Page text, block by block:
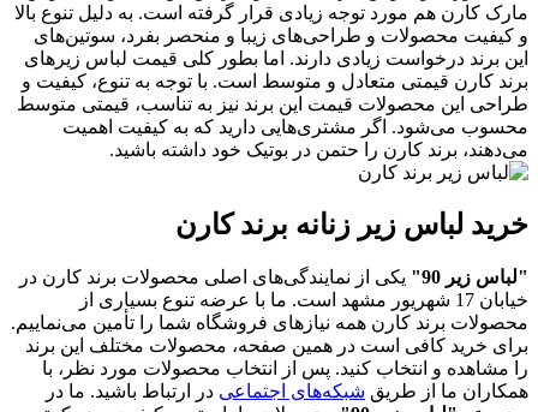
مارک کارن هم مورد توجه زیادی قرار گرفته است. به دلیل تنوع بالا
و کیفیت محصولات و طراحی‌های زیبا و منحصر بفرد، سوتین‌های
این برند درخواست زیادی دارند. اما بطور کلی قیمت لباس زیرهای
برند کارن قیمتی متعادل و متوسط است. با توجه به تنوع، کیفیت و
طراحی این محصولات قیمت این برند نیز به تناسب، قیمتی متوسط
محسوب می‌شود. اگر مشتری‌هایی دارید که به کیفیت اهمیت
می‌دهند، برند کارن را حتمن در بوتیک خود داشته باشید.
خرید لباس زیر زنانه برند کارن
"لباس زیر 90"
یکی از نمایندگی‌های اصلی محصولات برند کارن در
خیابان 17 شهریور مشهد است. ما با عرضه تنوع بسیاری از
محصولات برند کارن همه نیازهای فروشگاه شما را تأمین می‌نماییم.
برای خرید کافی است در همین صفحه، محصولات مختلف این برند
را مشاهده و انتخاب کنید. پس از انتخاب محصولات مورد نظر، با
همکاران ما از طریق شبکه‌های اجتماعی در ارتباط باشید. ما در